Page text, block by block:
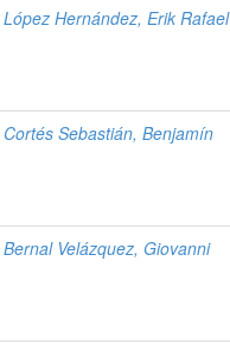
López Hernández, Erik Rafael
Cortés Sebastián, Benjamín
Bernal Velázquez, Giovanni